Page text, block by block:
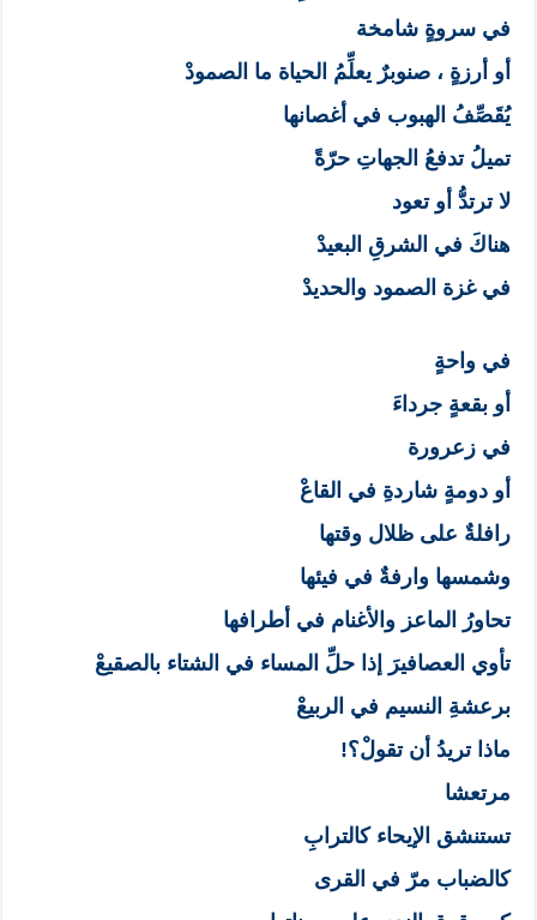
في سروةٍ شامخة
أو أرزةٍ ، صنوبرٌ يعلِّمُ الحياة ما الصمودْ
يُقَصِّفُ الهبوب في أغصانها
تميلُ تدفعُ الجهاتِ حرّةً
لا ترتدُّ أو تعود
هناكَ في الشرقِ البعيدْ
في غزة الصمود والحديدْ
في واحةٍ
أو بقعةٍ جرداءَ
في زعرورة
أو دومةٍ شاردةِ في القاعْ
رافلةٌ على ظلال وقتها
وشمسها وارفةٌ في فيئها
تحاورُ الماعز والأغنام في أطرافها
تأوي العصافيرَ إذا حلِّ المساء في الشتاء بالصقيعْ
برعشةِ النسيم في الربيعْ
ماذا تريدُ أن تقولْ؟!
مرتعشا
تستنشق الإيحاء كالترابِ
كالضباب مرّ في القرى